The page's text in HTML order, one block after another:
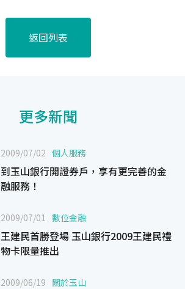
返回列表
更多新聞
2009/07/02 個人服務
到玉山銀行開證券戶，享有更完善的金
融服務！
2009/07/01 數位金融
王建民首勝登場 玉山銀行2009王建民禮
物卡限量推出
2009/06/19 關於玉山